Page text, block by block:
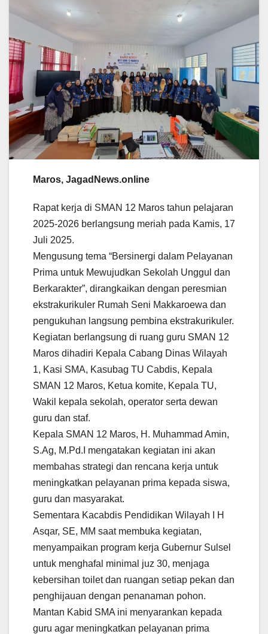
Maros, JagadNews.online
Rapat kerja di SMAN 12 Maros tahun pelajaran
2025-2026 berlangsung meriah pada Kamis, 17
Juli 2025.
Mengusung tema “Bersinergi dalam Pelayanan
Prima untuk Mewujudkan Sekolah Unggul dan
Berkarakter”, dirangkaikan dengan peresmian
ekstrakurikuler Rumah Seni Makkaroewa dan
pengukuhan langsung pembina ekstrakurikuler.
Kegiatan berlangsung di ruang guru SMAN 12
Maros dihadiri Kepala Cabang Dinas Wilayah
1, Kasi SMA, Kasubag TU Cabdis, Kepala
SMAN 12 Maros, Ketua komite, Kepala TU,
Wakil kepala sekolah, operator serta dewan
guru dan staf.
Kepala SMAN 12 Maros, H. Muhammad Amin,
S.Ag, M.Pd.I mengatakan kegiatan ini akan
membahas strategi dan rencana kerja untuk
meningkatkan pelayanan prima kepada siswa,
guru dan masyarakat.
Sementara Kacabdis Pendidikan Wilayah I H
Asqar, SE, MM saat membuka kegiatan,
menyampaikan program kerja Gubernur Sulsel
untuk menghafal minimal juz 30, menjaga
kebersihan toilet dan ruangan setiap pekan dan
penghijauan dengan penanaman pohon.
Mantan Kabid SMA ini menyarankan kepada
guru agar meningkatkan pelayanan prima